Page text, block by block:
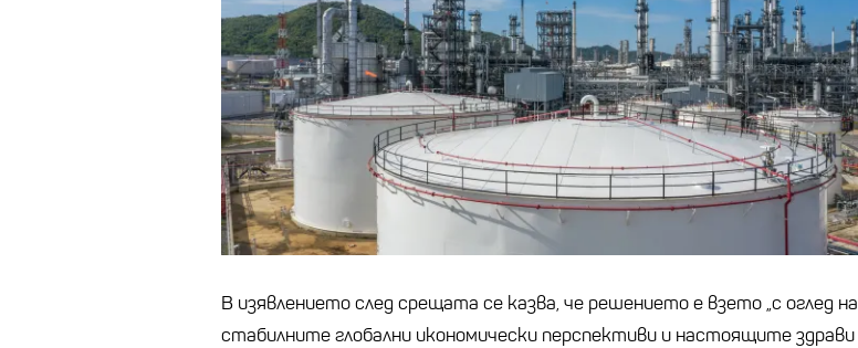
В изявлението след срещата се казва, че решението е взето „с оглед на
стабилните глобални икономически перспективи и настоящите здрави